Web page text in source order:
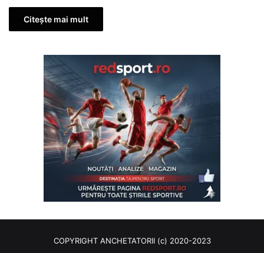
Citește mai mult
COPYRIGHT ANCHETATORII (c) 2020-2023